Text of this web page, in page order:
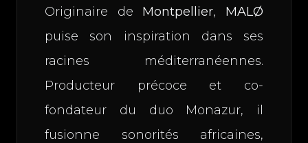
Originaire de Montpellier, MALØ
puise son inspiration dans ses
racines méditerranéennes.
Producteur précoce et co-
fondateur du duo Monazur, il
fusionne sonorités africaines,